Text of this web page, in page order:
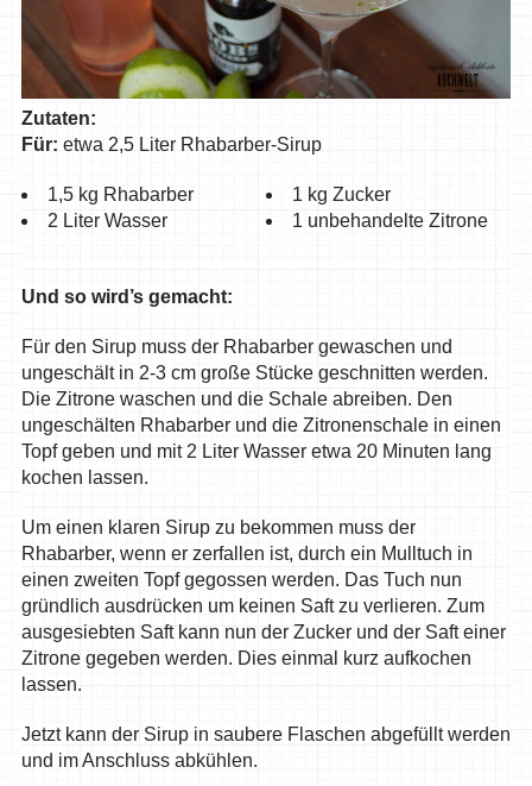
Zutaten:
Für: etwa 2,5 Liter Rhabarber-Sirup
1,5 kg Rhabarber
2 Liter Wasser
1 kg Zucker
1 unbehandelte Zitrone
Und so wird’s gemacht:
Für den Sirup muss der Rhabarber gewaschen und
ungeschält in 2-3 cm große Stücke geschnitten werden.
Die Zitrone waschen und die Schale abreiben. Den
ungeschälten Rhabarber und die Zitronenschale in einen
Topf geben und mit 2 Liter Wasser etwa 20 Minuten lang
kochen lassen.
Um einen klaren Sirup zu bekommen muss der
Rhabarber, wenn er zerfallen ist, durch ein Mulltuch in
einen zweiten Topf gegossen werden. Das Tuch nun
gründlich ausdrücken um keinen Saft zu verlieren. Zum
ausgesiebten Saft kann nun der Zucker und der Saft einer
Zitrone gegeben werden. Dies einmal kurz aufkochen
lassen.
Jetzt kann der Sirup in saubere Flaschen abgefüllt werden
und im Anschluss abkühlen.